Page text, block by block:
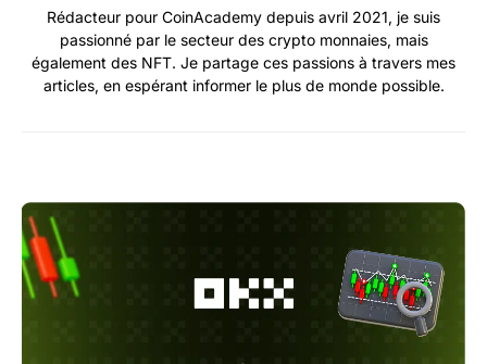
Rédacteur pour CoinAcademy depuis avril 2021, je suis
passionné par le secteur des crypto monnaies, mais
également des NFT. Je partage ces passions à travers mes
articles, en espérant informer le plus de monde possible.